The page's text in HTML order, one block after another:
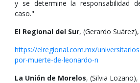
y se determine la responsabilidad
caso."
El Regional del Sur, (Gerardo
https://elregional.com.mx/
por-muerte-de-leonardo-n
La Unión de Morelos, (Silvia